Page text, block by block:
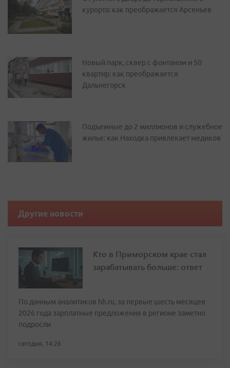
курорта: как преображается Арсеньев
Новый парк, сквер с фонтаном и 50
квартир: как преображается
Дальнегорск
Подъемные до 2 миллионов и служебное
жилье: как Находка привлекает медиков
Другие новости
Кто в Приморском крае стал
зарабатывать больше: ответ
По данным аналитиков hh.ru, за первые шесть месяцев
2026 года зарплатные предложения в регионе заметно
подросли
сегодня, 14:26